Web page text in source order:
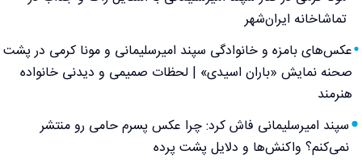
تماشاخانه ایران‌شهر
عکس‌های بامزه و خانوادگی سپند امیرسلیمانی و مونا کرمی در پشت
صحنه نمایش «باران اسیدی» | لحظات صمیمی و دیدنی خانواده
هنرمند
سپند امیرسلیمانی فاش کرد: چرا عکس پسرم حامی رو منتشر
نمی‌کنم؟ واکنش‌ها و دلایل پشت پرده